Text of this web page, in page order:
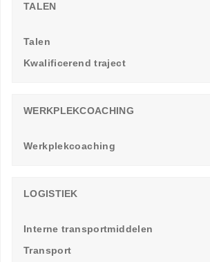
TALEN
Talen
Kwalificerend traject
WERKPLEKCOACHING
Werkplekcoaching
LOGISTIEK
Interne transportmiddelen
Transport